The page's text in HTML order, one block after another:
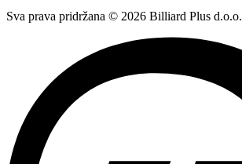
Sva prava pridržana © 2026 Billiard Plus d.o.o.